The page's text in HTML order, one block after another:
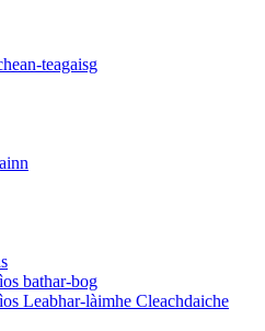
teagaisg
bathar-bog
Leabhar-làimhe Cleachdaiche